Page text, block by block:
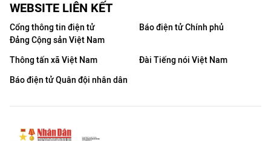
WEBSITE LIÊN KẾT
Cổng thông tin điện tử
Đảng Cộng sản Việt Nam
Báo điện tử Chính phủ
Thông tấn xã Việt Nam
Đài Tiếng nói Việt Nam
Báo điện tử Quân đội nhân dân